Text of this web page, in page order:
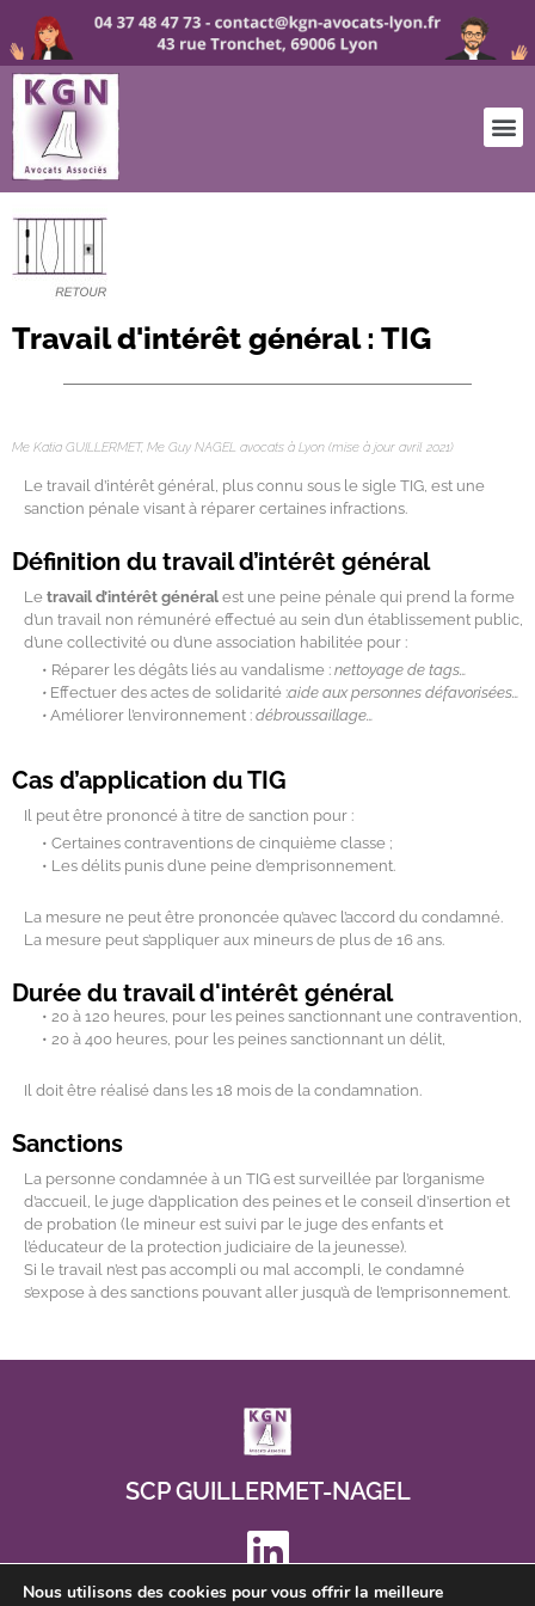
Travail d'intérêt général : TIG
Me Katia GUILLERMET, Me Guy NAGEL avocats à Lyon (mise à jour avril 2021)
Le travail d’intérêt général, plus connu sous le sigle TIG, est une
sanction pénale visant à réparer certaines infractions.
Définition du travail d’intérêt général
Le travail d’intérêt général est une peine pénale qui prend la forme
d’un travail non rémunéré effectué au sein d’un établissement public,
d’une collectivité ou d’une association habilitée pour :
• Réparer les dégâts liés au vandalisme : nettoyage de tags…
• Effectuer des actes de solidarité :aide aux personnes défavorisées…
• Améliorer l’environnement : débroussaillage…
Cas d’application du TIG
Il peut être prononcé à titre de sanction pour :
• Certaines contraventions de cinquième classe ;
• Les délits punis d’une peine d’emprisonnement.
La mesure ne peut être prononcée qu’avec l’accord du condamné.
La mesure peut s’appliquer aux mineurs de plus de 16 ans.
Durée du travail d'intérêt général
• 20 à 120 heures, pour les peines sanctionnant une contravention,
• 20 à 400 heures, pour les peines sanctionnant un délit,
Il doit être réalisé dans les 18 mois de la condamnation.
Sanctions
La personne condamnée à un TIG est surveillée par l’organisme
d’accueil, le juge d’application des peines et le conseil d’insertion et
de probation (le mineur est suivi par le juge des enfants et
l’éducateur de la protection judiciaire de la jeunesse).
Si le travail n’est pas accompli ou mal accompli, le condamné
s’expose à des sanctions pouvant aller jusqu’à de l’emprisonnement.
SCP GUILLERMET-NAGEL
Nous utilisons des cookies pour vous offrir la meilleure